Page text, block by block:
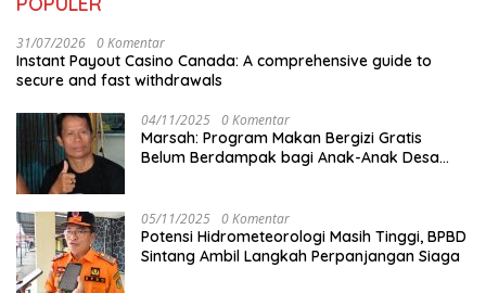
31/07/2026 0 Komentar
Instant Payout Casino Canada: A comprehensive guide to
secure and fast withdrawals
04/11/2025 0 Komentar
Marsah: Program Makan Bergizi Gratis
Belum Berdampak bagi Anak-Anak Desa
05/11/2025 0 Komentar
Potensi Hidrometeorologi Masih Tinggi, BPBD
Sintang Ambil Langkah Perpanjangan Siaga